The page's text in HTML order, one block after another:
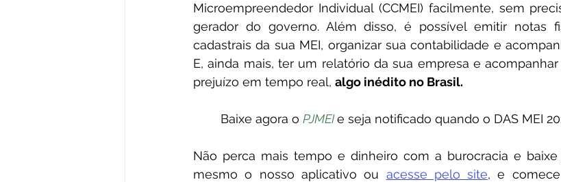
Microempreendedor Individual (CCMEI) facilmente, sem
gerador do governo. Além disso, é possível emitir notas
cadastrais da sua MEI, organizar sua contabilidade e
E, ainda mais, ter um relatório da sua empresa e
prejuízo em tempo real, algo inédito no Brasil.
	Baixe agora o
PJMEI e seja notificado quando o DAS MEI
Não perca mais tempo e dinheiro com a burocracia e
mesmo o nosso aplicativo ou acesse pelo site, e